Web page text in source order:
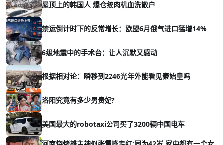
屋顶上的韩国人 爆仓绞肉机血洗散户
禁运倒计时下的反常增长：欧盟6月俄气进口猛增14%
6级地震中的手术台：让人沉默又感动
根据相对论：瞬移到2246光年外能看见秦始皇吗
洛阳究竟有多少男贵妃?
美国最大的robotaxi公司买了3200辆中国电车